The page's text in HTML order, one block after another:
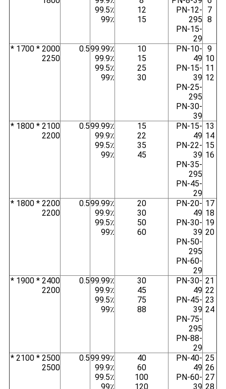
7
8
PN-12-
295
PN-15-
29
12
15
99.5٪
99٪
9
10
11
12
PN-10-
49
PN-15-
39
PN-25-
295
PN-30-
39
10
15
25
30
99.99٪
99.9٪
99.5٪
99٪
0.5
2000 * 1700 *
2250
13
14
15
16
PN-15-
49
PN-22-
39
PN-35-
295
PN-45-
29
15
22
35
45
99.99٪
99.9٪
99.5٪
99٪
0.5
2100 * 1800 *
2200
17
18
19
20
PN-20-
49
PN-30-
39
PN-50-
295
PN-60-
29
20
30
50
60
99.99٪
99.9٪
99.5٪
99٪
0.5
2200 * 1800 *
2200
21
22
23
24
PN-30-
49
PN-45-
39
PN-75-
295
PN-88-
29
30
45
75
88
99.99٪
99.9٪
99.5٪
99٪
0.5
2400 * 1900 *
2200
25
26
27
28
PN-40-
49
PN-60-
39
40
60
100
120
99.99٪
99.9٪
99.5٪
99٪
0.5
2500 * 2100 *
2500